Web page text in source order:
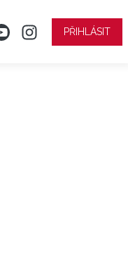
PŘIHLÁSIT